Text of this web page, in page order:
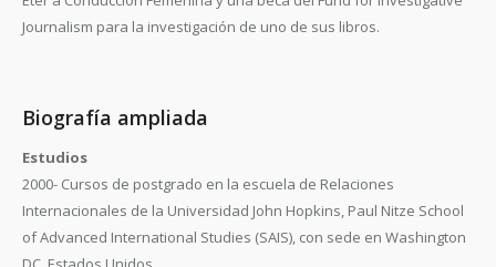
Journalism para la investigación de uno de sus libros.
Biografía ampliada
Estudios
2000- Cursos de postgrado en la escuela de Relaciones
Internacionales de la Universidad John Hopkins, Paul Nitze School
of Advanced International Studies (SAIS), con sede en Washington